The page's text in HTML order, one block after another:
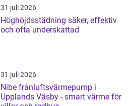
31 juli 2026
Höghöjdsstädning säker, effektiv
och ofta underskattad
31 juli 2026
Nibe frånluftsvärmepump i
Upplands Väsby - smart värme för